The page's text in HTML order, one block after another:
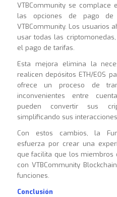
VTBCommunity se complace
las opciones de pago
VTBCommunity. Los usuarios
usar todas las criptomonedas,
el pago de tarifas.
Esta mejora elimina la
realicen depósitos ETH/EOS
ofrece un proceso de
inconvenientes entre
pueden convertir sus
simplificando sus
Con estos cambios, la
esfuerza por crear una
que facilita que los miembros
con VTBCommunity
funciones.
Conclusión